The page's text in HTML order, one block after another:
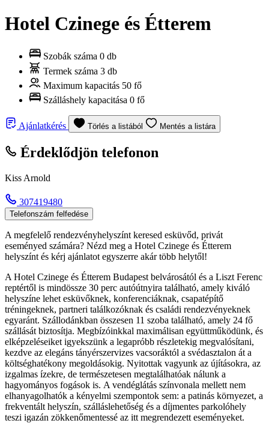
Hotel Czinege és Étterem
Szobák száma 0 db
Termek száma 3 db
Maximum kapacitás 50 fő
Szálláshely kapacitása 0 fő
Ajánlatkérés Törlés a listából Mentés a listára
Érdeklődjön telefonon
Kiss Arnold
307419480
Telefonszám felfedése
A megfelelő rendezvényhelyszínt keresed esküvőd, privát
eseményed számára? Nézd meg a Hotel Czinege és Étterem
helyszínt és kérj ajánlatot egyszerre akár több helytől!
A Hotel Czinege és Étterem Budapest belvárosától és a Liszt Ferenc
reptértől is mindössze 30 perc autóútnyira található, amely kiváló
helyszíne lehet esküvőknek, konferenciáknak, csapatépítő
tréningeknek, partneri találkozóknak és családi rendezvényeknek
egyaránt. Szállodánkban összesen 11 szoba található, amely 24 fő
szállását biztosítja. Megbízóinkkal maximálisan együttműködünk, és
elképzeléseiket igyekszünk a legapróbb részletekig megvalósítani,
kezdve az elegáns tányérszervizes vacsoráktól a svédasztalon át a
költséghatékony megoldásokig. Nyitottak vagyunk az újításokra, az
izgalmas ízekre, de természetesen megtalálhatóak nálunk a
hagyományos fogások is. A vendéglátás színvonala mellett nem
elhanyagolhatók a kényelmi szempontok sem: a patinás környezet, a
frekventált helyszín, szálláslehetőség és a díjmentes parkolóhely
teszi igazán zökkenőmentessé az itt megrendezett eseményeket.